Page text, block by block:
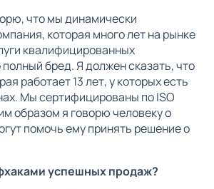
что мы динамически
которая много лет на рынке
квалифицированных
бред. Я должен сказать, что
работает 13 лет, у которых есть
Мы сертифицированы по ISO
образом я говорю человеку о
помочь ему принять решение о
успешных продаж?